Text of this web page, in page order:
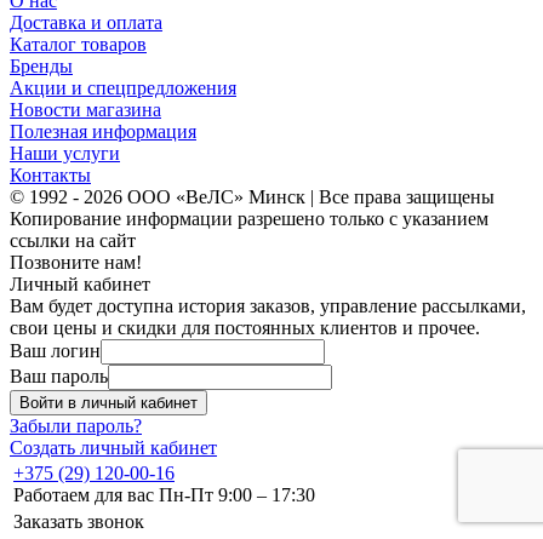
Доставка и оплата
Каталог товаров
Бренды
Акции и спецпредложения
Новости магазина
Полезная информация
Наши услуги
Контакты
© 1992 - 2026 ООО «ВеЛС» Минск | Все права защищены
Копирование информации разрешено только с указанием
ссылки на сайт
Позвоните нам!
Личный кабинет
Вам будет доступна история заказов, управление рассылками,
свои цены и скидки для постоянных клиентов и прочее.
Ваш логин
Ваш пароль
Войти в личный кабинет
Забыли пароль?
Создать личный кабинет
+375 (29) 120-00-16
Работаем для вас Пн-Пт 9:00 – 17:30
Заказать звонок